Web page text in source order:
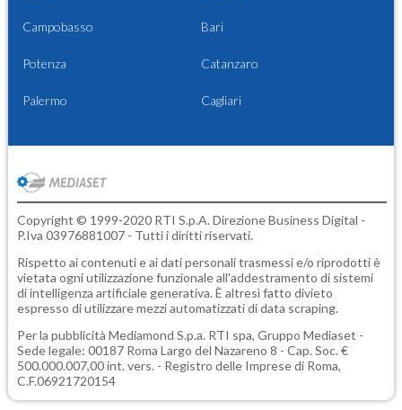
Campobasso Bari
Potenza Catanzaro
Palermo Cagliari
Copyright © 1999-2020 RTI S.p.A. Direzione Business Digital -
P.Iva 03976881007 - Tutti i diritti riservati.
Rispetto ai contenuti e ai dati personali trasmessi e/o riprodotti è
vietata ogni utilizzazione funzionale all'addestramento di sistemi
di intelligenza artificiale generativa. È altresì fatto divieto
espresso di utilizzare mezzi automatizzati di data scraping.
Per la pubblicità Mediamond S.p.a. RTI spa, Gruppo Mediaset -
Sede legale: 00187 Roma Largo del Nazareno 8 - Cap. Soc. €
500.000.007,00 int. vers. - Registro delle Imprese di Roma,
C.F.06921720154